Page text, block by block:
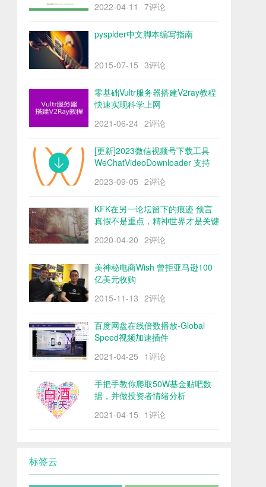
2022-04-11
7评论
pyspider中文脚本编写指南
2015-07-15 3评论
零基础Vultr服务器搭建V2ray教程
快速实现科学上网
2021-06-24 2评论
[更新]2023微信视频号下载工具
WeChatVideoDownloader 支持
2023-09-05 2评论
KFK在另一论坛留下的痕迹 预言
真假不是重点，精神世界才是关键
2020-04-20 2评论
美神秘电商Wish 曾拒亚马逊100
亿美元收购
2015-11-13 2评论
百度网盘在线倍数播放-Global
Speed视频加速插件
2021-04-25 1评论
手把手教你爬取50W基金贴吧数
据，并做投资者情绪分析
2021-04-15 1评论
标签云